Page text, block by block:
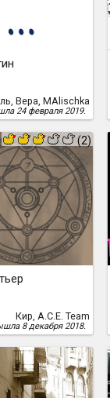
Вера, MAlischka
24 февраля 2019.
(2)
Кир, A.C.E. Team
8 декабря 2018.